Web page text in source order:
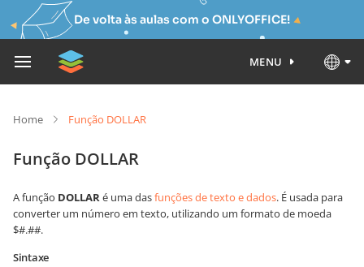
De volta às aulas com o ONLYOFFICE!
MENU
Home Função DOLLAR
Função DOLLAR
A função DOLLARé uma dasfunções de texto e dados. É usada para
converter um número em texto, utilizando um formato de moeda
$#.##.
Sintaxe